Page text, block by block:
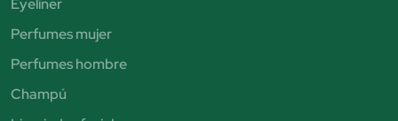
Eyeliner
Perfumes mujer
Perfumes hombre
Champú